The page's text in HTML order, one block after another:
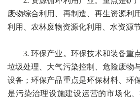
废物综合利用、再制造、再生资源利
利用、农林废物资源化利用、水资源
3. 环保产业。环保技术和装备重点
垃圾处理、大气污染控制、危险废物
设备；环保产品重点是环保材料、环
是污染治理设施建设运营的市场化